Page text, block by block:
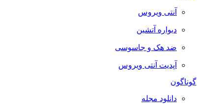
آنتی ویروس
دیواره آتشین
ضد هک و جاسوسی
آپدیت آنتی ویروس
گوناگون
دانلود مجله